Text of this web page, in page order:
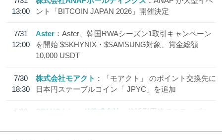
13:00
ント「BITCOIN JAPAN 2026」開催決定
7/31
12:00
Aster
Aster、韓国RWAシーズン1取引キャンペーン
を開始 $SKHYNIX・$SAMSUNG対象、賞金総額
10,000 USDT
7/30
18:30
株式会社モアクト
「モアクト」 のポイント交換先に
日本円ステーブルコイン「 JPYC」を追加
7/29
SBI VCトレード株式会社
信託型円建てステーブル